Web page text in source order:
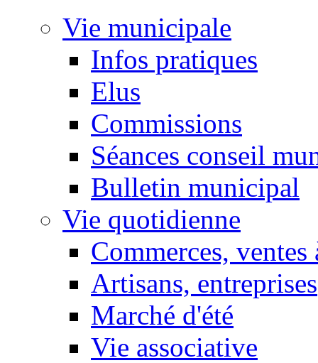
Vie municipale
Infos pratiques
Elus
Commissions
Séances conseil
Bulletin municipal
Vie quotidienne
Commerces, ventes
Artisans, entreprises
Marché d'été
Vie associative